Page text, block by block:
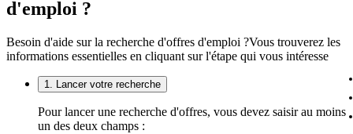
d'emploi ?
Besoin d'aide sur la recherche d'offres d'emploi ?Vous trouverez les
informations essentielles en cliquant sur l'étape qui vous intéresse
1. Lancer votre recherche
Pour lancer une recherche d'offres, vous devez saisir au moins
un des deux champs :